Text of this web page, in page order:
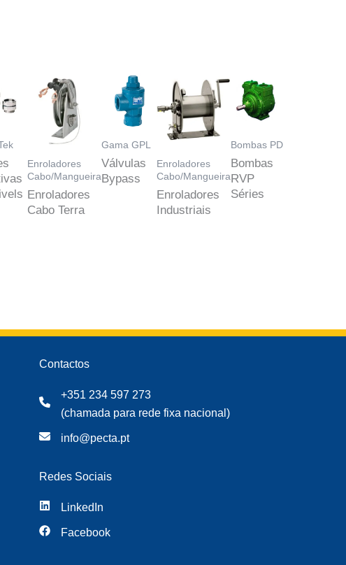
Enroladores
Cabo/Mangueira
Enroladores
Cabo Terra
Gama GPL
Válvulas
Bypass
Enroladores
Cabo/Mangueira
Enroladores
Industriais
Bombas PD
Bombas
RVP
Séries
Contactos
+351 234 597 273
(chamada para rede fixa nacional)
info@pecta.pt
Redes Sociais
LinkedIn
Facebook